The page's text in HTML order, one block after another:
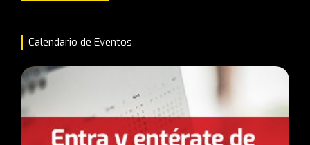
Calendario de Eventos